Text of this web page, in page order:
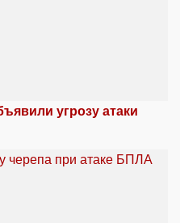
угрозу атаки